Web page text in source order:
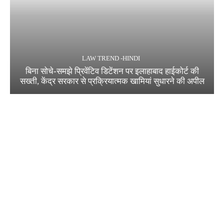
LAW TREND -HINDI
बिना सोचे-समझे प्रिवेंटिव डिटेंशन पर इलाहाबाद हाईकोर्ट की
सख्ती, केंद्र सरकार से प्रक्रियात्मक खामियां सुधारने की अपील